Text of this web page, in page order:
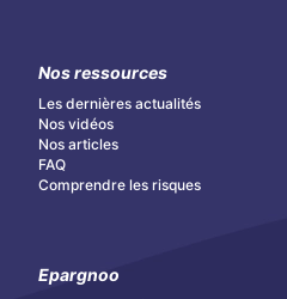
Nos ressources
Les dernières actualités
Nos vidéos
Nos articles
FAQ
Comprendre les risques
Epargnoo